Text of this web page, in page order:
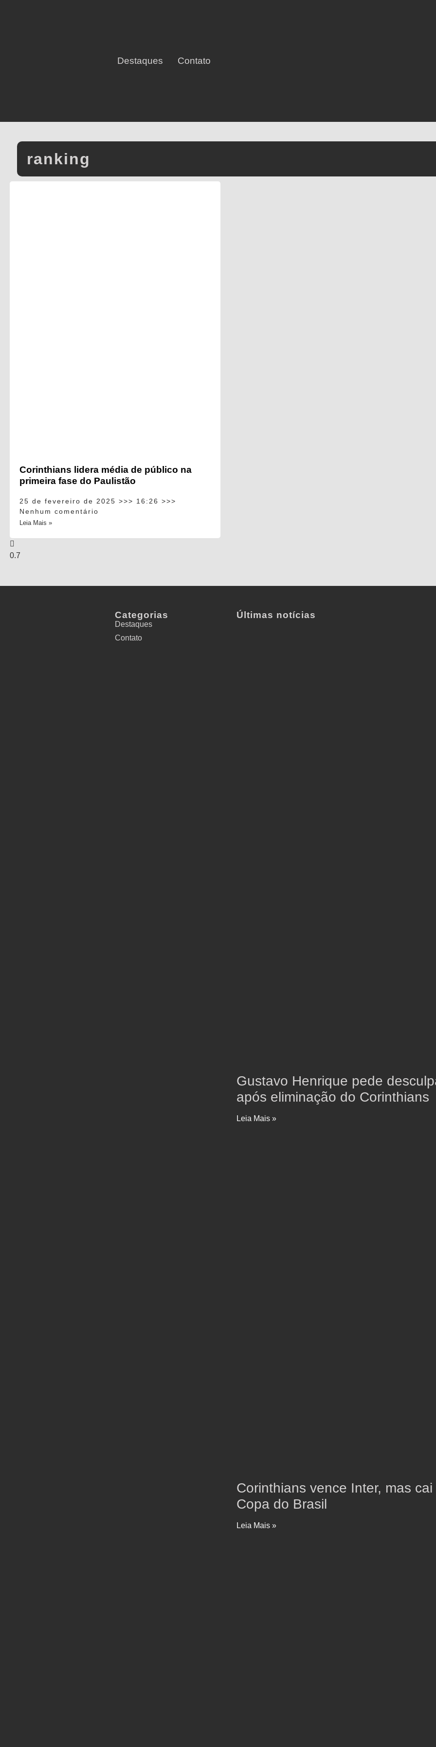
Destaques Contato
ranking
Corinthians lidera média de público na
primeira fase do Paulistão
25 de fevereiro de 2025
16:26
Nenhum comentário
Leia Mais »
Categorias
Destaques
Contato
Últimas notícias
Gustavo Henrique pede
após eliminação do Corinthians
Leia Mais »
Corinthians vence Inter, mas
Copa do Brasil
Leia Mais »